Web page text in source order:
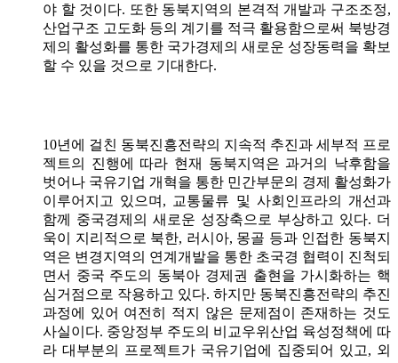
야 할 것이다. 또한 동북지역의 본격적 개발과 구조조정,
산업구조 고도화 등의 계기를 적극 활용함으로써 북방경
제의 활성화를 통한 국가경제의 새로운 성장동력을 확보
할 수 있을 것으로 기대한다.
10년에 걸친 동북진흥전략의 지속적 추진과 세부적 프로
젝트의 진행에 따라 현재 동북지역은 과거의 낙후함을
벗어나 국유기업 개혁을 통한 민간부문의 경제 활성화가
이루어지고 있으며, 교통물류 및 사회인프라의 개선과
함께 중국경제의 새로운 성장축으로 부상하고 있다. 더
욱이 지리적으로 북한, 러시아, 몽골 등과 인접한 동북지
역은 변경지역의 연계개발을 통한 초국경 협력이 진척되
면서 중국 주도의 동북아 경제권 출현을 가시화하는 핵
심거점으로 작용하고 있다. 하지만 동북진흥전략의 추진
과정에 있어 여전히 적지 않은 문제점이 존재하는 것도
사실이다. 중앙정부 주도의 비교우위산업 육성정책에 따
라 대부분의 프로젝트가 국유기업에 집중되어 있고, 외